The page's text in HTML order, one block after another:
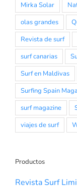
Mirka Solar
olas grandes
Revista de surf
surf canarias
Surf en Maldivas
Surfing Spain
surf magazine
viajes de surf
Productos
Revista Surf